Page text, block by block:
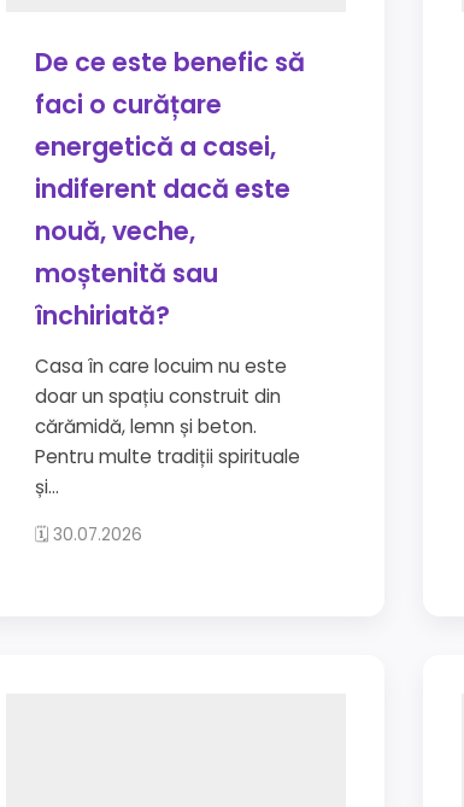
De ce este benefic să
faci o curățare
energetică a casei,
indiferent dacă este
nouă, veche,
moștenită sau
închiriată?
Casa în care locuim nu este
doar un spațiu construit din
cărămidă, lemn și beton.
Pentru multe tradiții spirituale
și...
🗓 30.07.2026